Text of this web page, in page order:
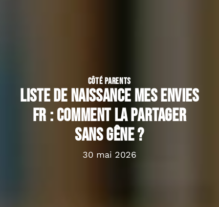
CÔTÉ PARENTS
Liste de naissance mes Envies
fr : comment la partager
sans gêne ?
30 mai 2026